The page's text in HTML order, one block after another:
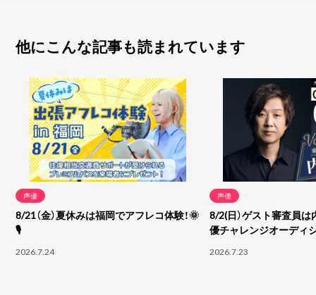
他にこんな記事も読まれています
声優
8/21（金）夏休みは福岡でアフレコ体験！🌞
🎙
2026.7.24
声優
8/2(日）ゲスト審査員は
優チャレンジオーディ
2026.7.23